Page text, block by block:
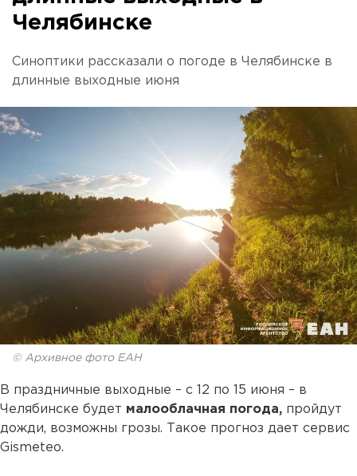
Челябинске
Синоптики рассказали о погоде в Челябинске в
длинные выходные июня
© Архивное фото ЕАН
В праздничные выходные – с 12 по 15 июня – в
Челябинске будет малооблачная погода, пройдут
дожди, возможны грозы. Такое прогноз дает сервис
Gismeteo.